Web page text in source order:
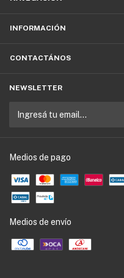
INFORMACIÓN
CONTACTÁNOS
NEWSLETTER
Medios de pago
Medios de envío